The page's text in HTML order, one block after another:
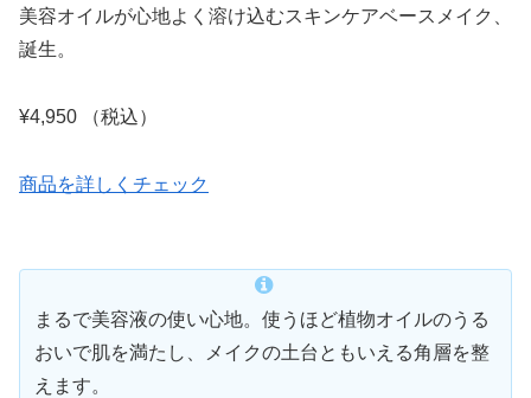
美容オイルが心地よく溶け込むスキンケアベースメイク、
誕生。
¥4,950 （税込）
商品を詳しくチェック
まるで美容液の使い心地。使うほど植物オイルのうる
おいで肌を満たし、メイクの土台ともいえる角層を整
えます。